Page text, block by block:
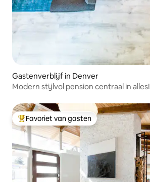
Gastenverblijf in Denver
Modern stijlvol pension centraal in alles!
Topfavoriet van gasten
Favoriet van gasten